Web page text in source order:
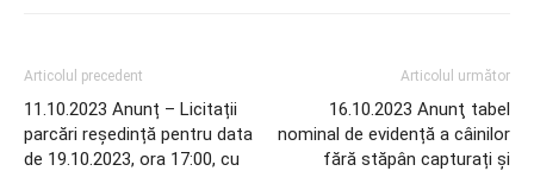
Articolul precedent
11.10.2023 Anunț – Licitații
parcări reședință pentru data
de 19.10.2023, ora 17:00, cu
Articolul următor
16.10.2023 Anunţ tabel
nominal de evidență a câinilor
fără stăpân capturați și